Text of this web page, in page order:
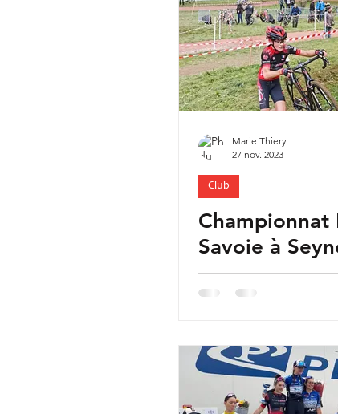
Marie Thiery
27 nov. 2023
Club
Championnat
Savoie à